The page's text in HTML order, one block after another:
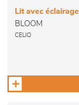
Lit avec éclairage
BLOOM
CELIO